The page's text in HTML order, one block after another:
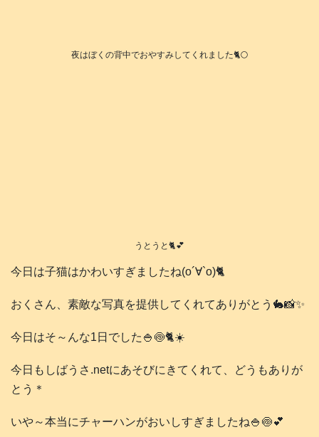
夜はぼくの背中でおやすみしてくれました🐈️🌕️
うとうと🐈️💕
今日は子猫はかわいすぎましたね(о´∀`о)🐈️
おくさん、素敵な写真を提供してくれてありがとう🐇📸✨
今日はそ～んな1日でした🍚🍥🐈️☀️
今日もしばうさ.netにあそびにきてくれて、どうもありが
とう＊
いや～本当にチャーハンがおいしすぎましたね🍚🍥💕